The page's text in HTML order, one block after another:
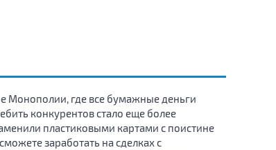
Монополии, где все бумажные деньги
конкурентов стало еще более
пластиковыми картами с поистине
заработать на сделках с